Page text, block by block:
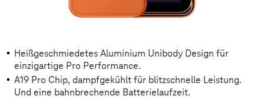
Heißgeschmiedetes Aluminium Unibody Design für
einzigartige Pro Performance.
A19 Pro Chip, dampfgekühlt für blitzschnelle Leistung.
Und eine bahnbrechende Batterielaufzeit.